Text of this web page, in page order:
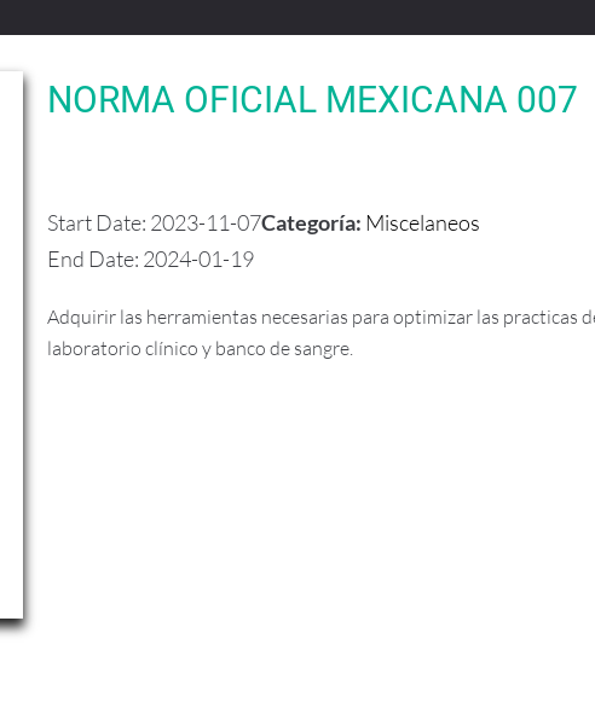
NORMA OFICIAL MEXICANA 007
Start Date: 2023-11-07
End Date: 2024-01-19
Categoría: Miscelaneos
Adquirir las herramientas necesarias para optimizar las practicas
laboratorio clínico y banco de sangre.